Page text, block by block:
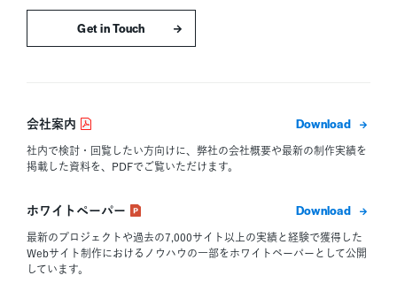
お問い合わせはこちら
会社案内
社内で検討・回覧したい方向けに、弊社の会社概要や最新の制作実績を
掲載した資料を、PDFでご覧いただけます。
ダウン
ホワイトペーパー
最新のプロジェクトや過去の7,000サイト以上の実績と経験で獲得した
Webサイト制作におけるノウハウの一部をホワイトペーパーとして公開
しています。
ダウン